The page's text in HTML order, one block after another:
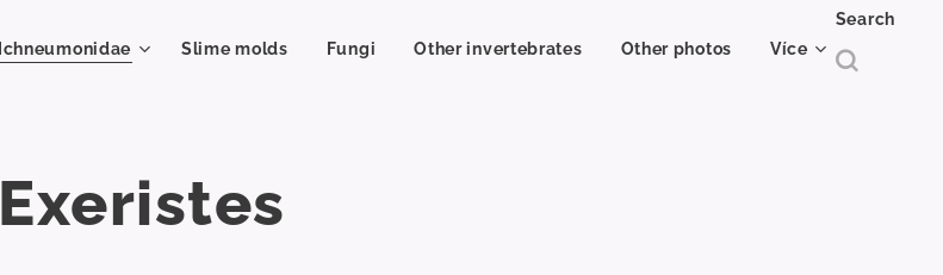
Ichneumonidae Slime molds Fungi Other invertebrates Other photos Více
Search
Exeristes